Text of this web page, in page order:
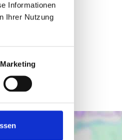
Informationen
Ihrer Nutzung
Marketing